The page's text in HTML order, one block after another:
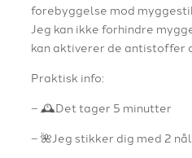
forebyggelse mod
Jeg kan ikke forhindre
kan aktiverer de antistoffer
Praktisk info:
– 🕰️Det tager 5 minutter
– 🌺Jeg stikker dig med 2